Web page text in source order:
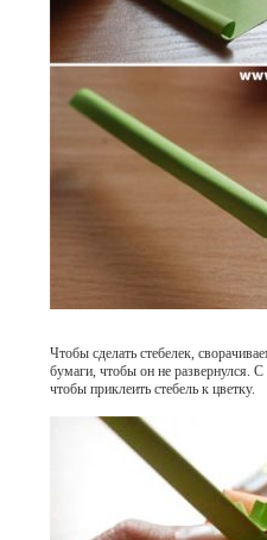
Чтобы сделать стебелек,
бумаги, чтобы он не развернулся. С
чтобы приклеить стебель к цветку.